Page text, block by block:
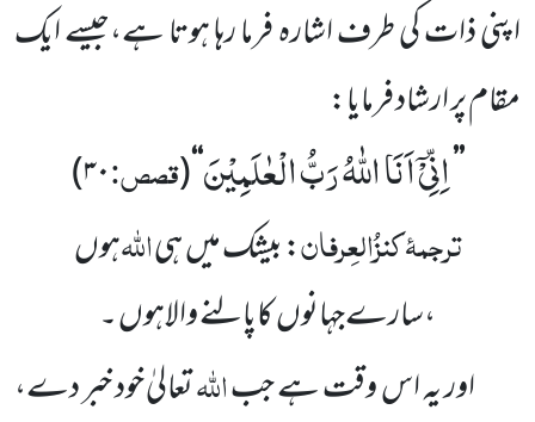
اپنی ذات کی طرف اشارہ فرما رہا ہوتا ہے،جیسے ایک
مقام پر ارشاد فرمایا:
’’اِنِّیْۤ اَنَا اللّٰهُ رَبُّ الْعٰلَمِیْنَ‘‘
(قصص:۳۰)
ترجمۂکنزُالعِرفان: بیشک میںہیاللہہوں
،سارےجہانوںکاپالنے والاہوں ۔
اور یہ اس وقت ہے جباللہتعالیٰ خود خبر دے،